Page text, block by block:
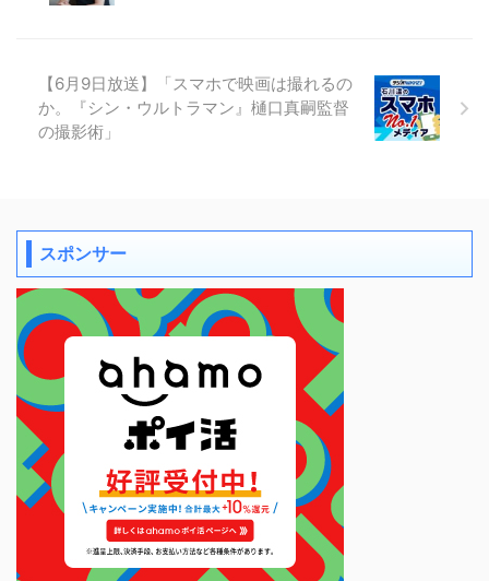
【6月9日放送】「スマホで映画は撮れるの
か。『シン・ウルトラマン』樋口真嗣監督
の撮影術」
スポンサー